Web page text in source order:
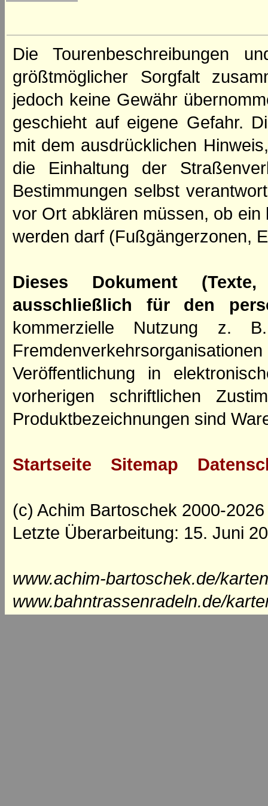
Die Tourenbeschreibungen
größtmöglicher Sorgfalt
jedoch keine Gewähr
geschieht auf eigene Gefahr.
mit dem ausdrücklichen
die Einhaltung der
Bestimmungen selbst
vor Ort abklären müssen, ob
werden darf (Fußgängerzonen,
Dieses Dokument
ausschließlich für den
kommerzielle Nutzung z.
Veröffentlichung in
vorherigen schriftlichen
Produktbezeichnungen sind
Startseite Sitemap
(c) Achim Bartoschek 2000-2026
Letzte Überarbeitung: 15. Juni
www.achim-bartoschek.de/
www.bahntrassenradeln.de/